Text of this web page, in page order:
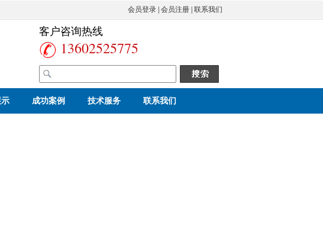
会员登录| 会员注册| 联系我们
客户咨询热线
13602525775
成功案例 技术服务 联系我们